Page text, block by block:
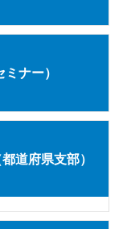
ナー）
道府県支部）